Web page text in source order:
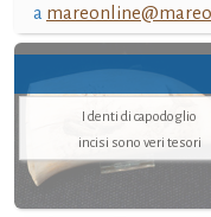
a
I denti di capodoglio
incisi sono veri tesori